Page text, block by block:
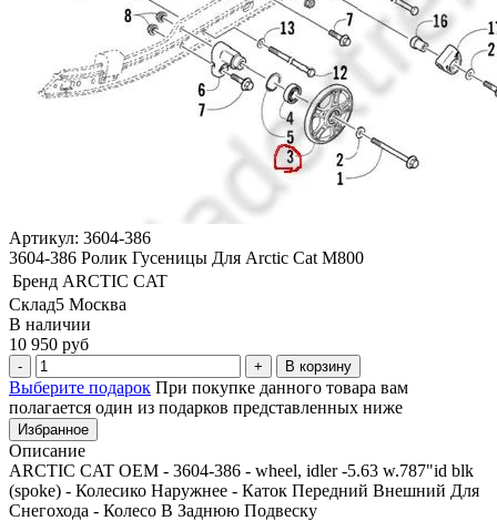
Артикул: 3604-386
3604-386 Ролик Гусеницы Для Arctic Cat M800
Бренд ARCTIC CAT
Склад5 Москва
В наличии
10 950 руб
В корзину
Выберите подарок При покупке данного товара вам
полагается один из подарков представленных ниже
Избранное
Описание
ARCTIC CAT OEM - 3604-386 - wheel, idler -5.63 w.787"id blk
(spoke) - Колесико Наружнее - Каток Передний Внешний Для
Снегохода - Колесо В Заднюю Подвеску